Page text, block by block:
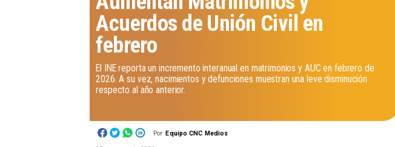
Por Equipo CNC Medios
Acuerdos de Unión Civil en
febrero
El INE reporta un incremento interanual en matrimonios y AUC en febrero de
2026. A su vez, nacimientos y defunciones muestran una leve disminución
respecto al año anterior.